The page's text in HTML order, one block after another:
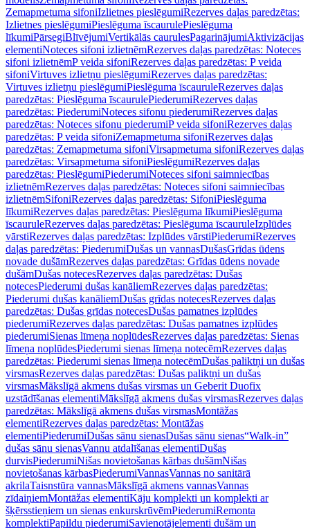
Zemapmetuma sifoniIzlietnes pieslēgumiRezerves daļas paredzētas:
Izlietnes pieslēgumiPieslēguma īscaurulePieslēguma
līkumiPārsegiBlīvējumiVertikālās caurulesPagarinājumiAktivizācijas
elementiNoteces sifoni izlietnēmRezerves daļas paredzētas: Noteces
sifoni izlietnēmP veida sifoniRezerves daļas paredzētas: P veida
sifoniVirtuves izlietņu pieslēgumiRezerves daļas paredzētas:
Virtuves izlietņu pieslēgumiPieslēguma īscauruleRezerves daļas
paredzētas: Pieslēguma īscaurulePiederumiRezerves daļas
paredzētas: PiederumiNoteces sifonu piederumiRezerves daļas
paredzētas: Noteces sifonu piederumiP veida sifoniRezerves daļas
paredzētas: P veida sifoniZemapmetuma sifoniRezerves daļas
paredzētas: Zemapmetuma sifoniVirsapmetuma sifoniRezerves daļas
paredzētas: Virsapmetuma sifoniPieslēgumiRezerves daļas
paredzētas: PieslēgumiPiederumiNoteces sifoni saimniecības
izlietnēmRezerves daļas paredzētas: Noteces sifoni saimniecības
izlietnēmSifoniRezerves daļas paredzētas: SifoniPieslēguma
līkumiRezerves daļas paredzētas: Pieslēguma līkumiPieslēguma
īscauruleRezerves daļas paredzētas: Pieslēguma īscauruleIzplūdes
vārstiRezerves daļas paredzētas: Izplūdes vārstiPiederumiRezerves
daļas paredzētas: PiederumiDušas un vannasDušasGrīdas ūdens
novade dušāmRezerves daļas paredzētas: Grīdas ūdens novade
dušāmDušas notecesRezerves daļas paredzētas: Dušas
notecesPiederumi dušas kanāliemRezerves daļas paredzētas:
Piederumi dušas kanāliemDušas grīdas notecesRezerves daļas
paredzētas: Dušas grīdas notecesDušas pamatnes izplūdes
piederumiRezerves daļas paredzētas: Dušas pamatnes izplūdes
piederumiSienas līmeņa noplūdesRezerves daļas paredzētas: Sienas
līmeņa noplūdesPiederumi sienas līmeņa notecēmRezerves daļas
paredzētas: Piederumi sienas līmeņa notecēmDušas paliktņi un dušas
virsmasRezerves daļas paredzētas: Dušas paliktņi un dušas
virsmasMākslīgā akmens dušas virsmas un Geberit Duofix
uzstādīšanas elementiMākslīgā akmens dušas virsmasRezerves daļas
paredzētas: Mākslīgā akmens dušas virsmasMontāžas
elementiRezerves daļas paredzētas: Montāžas
elementiPiederumiDušas sānu sienasDušas sānu sienas“Walk-in”
dušas sānu sienasVannu atdalīšanas elementiDušas
durvisPiederumiNišas novietošanas kārbas dušāmNišas
novietošanas kārbasPiederumiVannasVannas no sanitārā
akrilaTaisnstūra vannasMākslīgā akmens vannasVannas
zīdaiņiemMontāžas elementiKāju komplekti un komplekti ar
šķērsstieņiem un sienas enkurskrūvēmPiederumiRemonta
komplektiPapildu piederumiSavienotājelementi dušām un